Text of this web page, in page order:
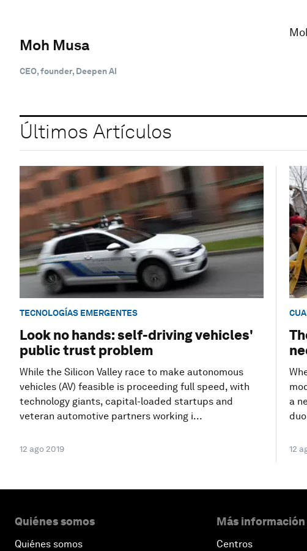
Moh Musa
CEO, founder, Deepen AI
Últimos Artículos
TECNOLOGÍAS EMERGENTES
Look no hands: self-driving vehicles'
public trust problem
While the Silicon Valley race to make autonomous
vehicles (AV) feasible is proceeding full speed, with
technology giants, capital-loaded startups and
veteran automotive partners working i...
12 ago 2019
a
12
Quiénes somos
Quiénes somos
Más
Centros